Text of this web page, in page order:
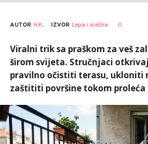
AUTOR H.K. IZVOR Lepa i srećna 0
Viralni trik sa praškom za veš
širom svijeta. Stručnjaci
pravilno očistiti terasu, ukloniti
zaštititi površine tokom proleća